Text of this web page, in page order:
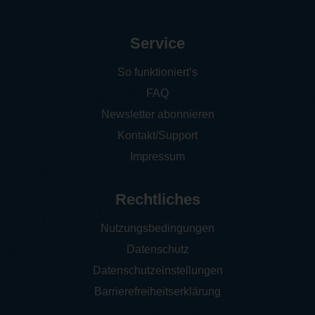
Service
So funktioniert‘s
FAQ
Newsletter abonnieren
Kontakt/Support
Impressum
Rechtliches
Nutzungsbedingungen
Datenschutz
Datenschutzeinstellungen
Barrierefreiheitserklärung